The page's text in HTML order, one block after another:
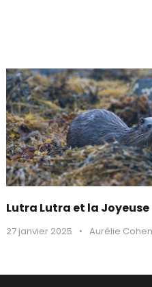
Lutra Lutra et la Joyeuse
27 janvier 2025 • Aurélie